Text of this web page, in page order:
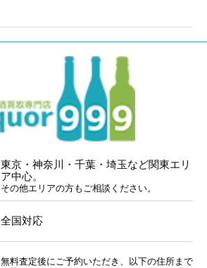
東京・神奈川・千葉・埼玉など関東エリ
ア中心。
その他エリアの方もご相談ください。
全国対応
無料査定後にご予約いただき、以下の住所まで